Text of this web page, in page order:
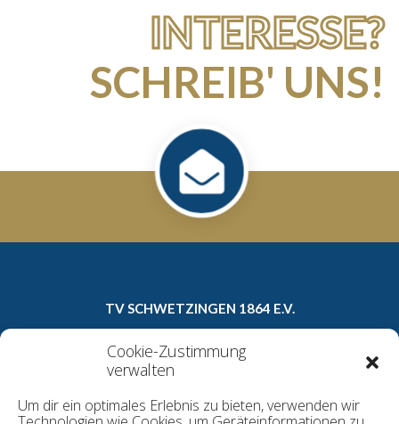
Cookie-Zustimmung
verwalten
Um dir ein optimales Erlebnis zu bieten, verwenden wir
INTERESSE?
SCHREIB' UNS!
TV SCHWETZINGEN 1864 E.V.
Carl-Theodor-Straße 8a
68723 Schwetzingen
E-Mail:geschaeftsstelle@tv1864.de